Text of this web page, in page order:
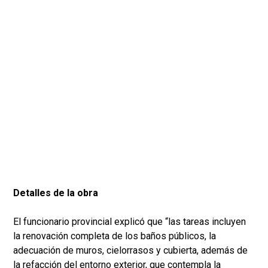
Detalles de la obra
El funcionario provincial explicó que “las tareas incluyen
la renovación completa de los baños públicos, la
adecuación de muros, cielorrasos y cubierta, además de
la refacción del entorno exterior, que contempla la